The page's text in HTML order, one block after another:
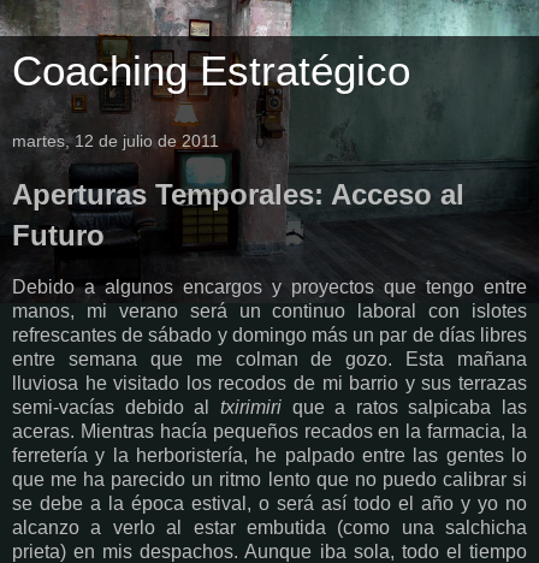
Coaching Estratégico
martes, 12 de julio de 2011
Aperturas Temporales: Acceso al
Futuro
Debido a algunos encargos y proyectos que tengo entre
manos, mi verano será un continuo laboral con islotes
refrescantes de sábado y domingo más un par de días libres
entre semana que me colman de gozo. Esta mañana
lluviosa he visitado los recodos de mi barrio y sus terrazas
semi-vacías debido al txirimirique a ratos salpicaba las
aceras. Mientras hacía pequeños recados en la farmacia, la
ferretería y la herboristería, he palpado entre las gentes lo
que me ha parecido un ritmo lento que no puedo calibrar si
se debe a la época estival, o será así todo el año y yo no
alcanzo a verlo al estar embutida (como una salchicha
prieta) en mis despachos. Aunque iba sola, todo el tiempo